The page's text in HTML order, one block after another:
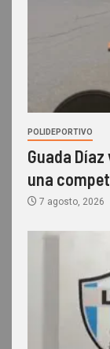
POLIDEPORTIVO
Guada
una
7 agosto, 2026